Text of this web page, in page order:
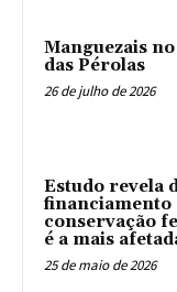
Manguezais
das Pérolas
26 de julho de 2026
Estudo revela
financiamento
conservação
é a mais
25 de maio de 2026